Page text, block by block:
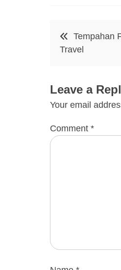
k
navigation
Tempahan
Travel
Leave a
Your email
Comment *